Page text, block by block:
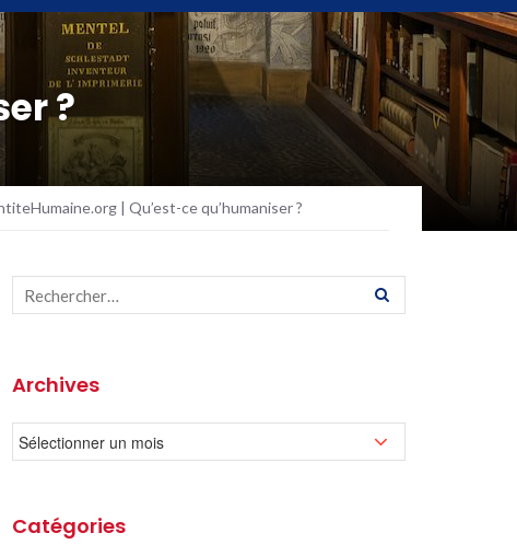
?
| Qu’est-ce qu’humaniser ?
Archives
Catégories